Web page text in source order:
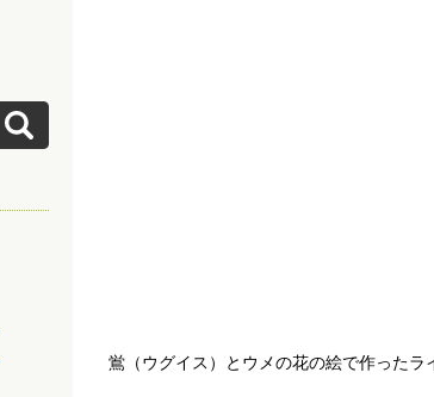
鴬（ウグイス）とウメの花の絵で作ったラ